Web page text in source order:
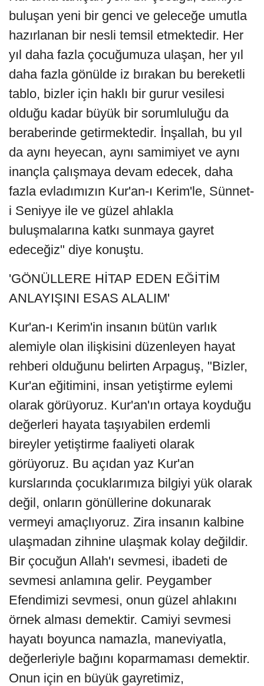
buluşan yeni bir genci ve geleceğe umutla
hazırlanan bir nesli temsil etmektedir. Her
yıl daha fazla çocuğumuza ulaşan, her yıl
daha fazla gönülde iz bırakan bu bereketli
tablo, bizler için haklı bir gurur vesilesi
olduğu kadar büyük bir sorumluluğu da
beraberinde getirmektedir. İnşallah, bu yıl
da aynı heyecan, aynı samimiyet ve aynı
inançla çalışmaya devam edecek, daha
fazla evladımızın Kur'an-ı Kerim'le, Sünnet-
i Seniyye ile ve güzel ahlakla
buluşmalarına katkı sunmaya gayret
edeceğiz" diye konuştu.
'GÖNÜLLERE HİTAP EDEN EĞİTİM
ANLAYIŞINI ESAS ALALIM'
Kur'an-ı Kerim'in insanın bütün varlık
alemiyle olan ilişkisini düzenleyen hayat
rehberi olduğunu belirten Arpaguş, "Bizler,
Kur'an eğitimini, insan yetiştirme eylemi
olarak görüyoruz. Kur'an'ın ortaya koyduğu
değerleri hayata taşıyabilen erdemli
bireyler yetiştirme faaliyeti olarak
görüyoruz. Bu açıdan yaz Kur'an
kurslarında çocuklarımıza bilgiyi yük olarak
değil, onların gönüllerine dokunarak
vermeyi amaçlıyoruz. Zira insanın kalbine
ulaşmadan zihnine ulaşmak kolay değildir.
Bir çocuğun Allah'ı sevmesi, ibadeti de
sevmesi anlamına gelir. Peygamber
Efendimizi sevmesi, onun güzel ahlakını
örnek alması demektir. Camiyi sevmesi
hayatı boyunca namazla, maneviyatla,
değerleriyle bağını koparmaması demektir.
Onun için en büyük gayretimiz,